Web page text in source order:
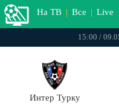
На ТВ | Все | Live
15:00 /
Интер Турку